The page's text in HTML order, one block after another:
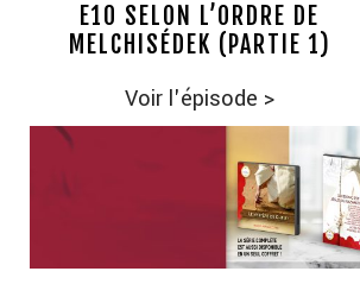
E10 SELON L’ORDRE DE
MELCHISÉDEK (PARTIE 1)
Voir l'épisode >